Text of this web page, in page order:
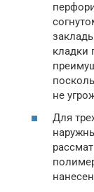
кладки
не
Для